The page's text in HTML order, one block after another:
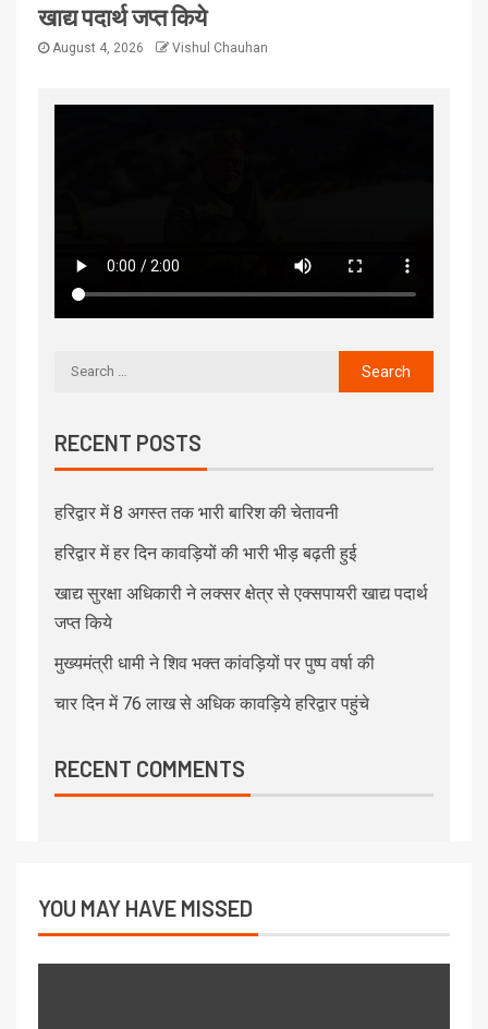
खाद्य पदार्थ जप्त किये
August 4, 2026 Vishul Chauhan
RECENT POSTS
हरिद्वार में 8 अगस्त तक भारी बारिश की चेतावनी
हरिद्वार में हर दिन कावड़ियों की भारी भीड़ बढ़ती हुई
खाद्य सुरक्षा अधिकारी ने लक्सर क्षेत्र से एक्सपायरी खाद्य पदार्थ
जप्त किये
मुख्यमंत्री धामी ने शिव भक्त कांवड़ियों पर पुष्प वर्षा की
चार दिन में 76 लाख से अधिक कावड़िये हरिद्वार पहुंचे
RECENT COMMENTS
YOU MAY HAVE MISSED